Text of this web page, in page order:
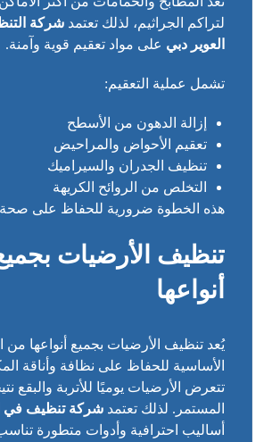
لتراكم الجراثيم، لذلك تعتمدشركة
العوير دبي على مواد تعقيم قوية وآمنة.
تشمل عملية التعقيم:
إزالة الدهون من الأسطح
تعقيم الأحواض والمراحيض
تنظيف الجدران والسيراميك
التخلص من الروائح الكريهة
هذه الخطوة ضرورية للحفاظ على صحة
تنظيف الأرضيات
أنواعها
يُعد تنظيف الأرضيات بجميع أنواعها
الأساسية للحفاظ على نظافة وأناقة
تتعرض الأرضيات يوميًا للأتربة والبقع
المستمر. لذلك تعتمدشركة تنظيف في
أساليب احترافية وأدوات متطورة